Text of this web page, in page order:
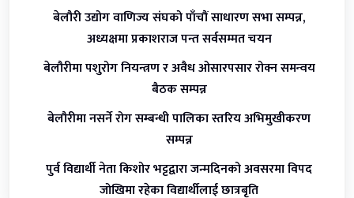
बेलौरी उद्योग वाणिज्य संघको पाँचौं साधारण सभा सम्पन्न,
अध्यक्षमा प्रकाशराज पन्त सर्वसम्मत चयन
बेलौरीमा पशुरोग नियन्त्रण र अवैध ओसारपसार रोक्न समन्वय
बैठक सम्पन्न
बेलौरीमा नसर्ने रोग सम्बन्धी पालिका स्तरिय अभिमुखीकरण
सम्पन्न
पुर्व विद्यार्थी नेता किशोर भट्टद्वारा जन्मदिनको अवसरमा विपद
जोखिमा रहेका विद्यार्थीलाई छात्रबृति